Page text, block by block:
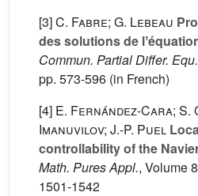
[3]C. Fabre; G. Lebeau
des solutions de
Commun. Partial Differ. Equ.
pp. 573-596 (in French)
[4] E. Fernández-Cara;
Imanuvilov; J.-P. Puel
controllability of the
Math. Pures Appl., Volume
1501-1542